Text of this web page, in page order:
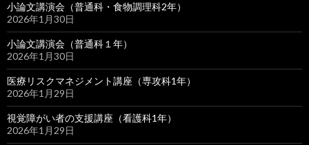
小論文講演会（普通科・食物調理科2年）
2026年1月30日
小論文講演会（普通科１年）
2026年1月30日
医療リスクマネジメント講座（専攻科1年）
2026年1月29日
視覚障がい者の支援講座（看護科1年）
2026年1月29日